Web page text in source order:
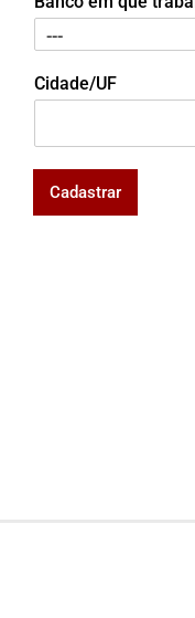
Cidade/UF
Cadastrar